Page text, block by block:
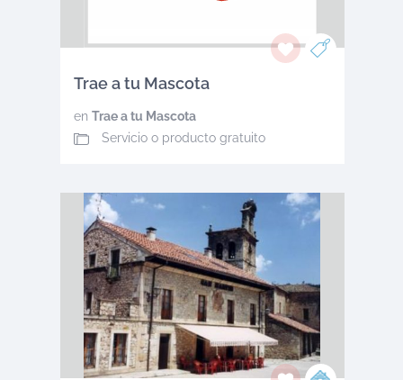
Trae a tu Mascota
en Trae a tu Mascota
Servicio o producto gratuito